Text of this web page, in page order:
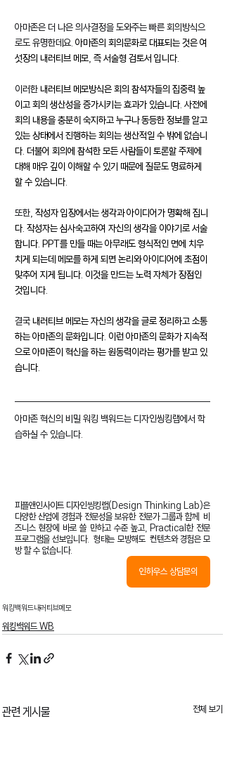
아마존은 더 나은 의사결정을 도와주는 빠른 회의방식으
로도 유명한데요 . 아마존의 회의문화로 대표되는 것은 여
섯장의 내러티브 메모, 즉 서술형 검토서 입니다.
이러한 내러티브 메모방식은 회의 참석자들의 집중력 높
이고 회의 생산성을 증가시키는 효과가 있습니다. 사전에
회의 내용을 충분히 숙지하고 누구나 동등한 정보를 알고
있는 상태에서 진행하는 회의는 생산적일 수 밖에 없습니
다. 더불어 회의에 참석한 모든 사람들이 토론할 주제에
대해 매우 깊이 이해할 수 있기 때문에 질문도 명료하게
할 수 있습니다.
또한 , 작성자 입장에서는 생각과 아이디어가 명확해 집니
다. 작성자는 심사숙고하여 자신의 생각을 이야기로 서술
합니다. PPT를 만들 때는 아무래도 형식적인 면에 치우
치게 되는데 메모를 하게 되면 논리와 아이디어에 초점이
맞추어 지게 됩니다. 이것을 만드는 노력 자체가 장점인
것입니다.
결국 내러티브 메모는 자신의 생각을 글로 정리하고 소통
하는 아마존의 문화입니다. 이런 아마존의 문화가 지속적
으로 아마존이 혁신을 하는 원동력이라는 평가를 받고 있
습니다.
아마존 혁신의 비밀 워킹 백워드는 디자인씽킹랩에서 학
습하실 수 있습니다.
피플앤인사이트 디자인씽킹랩(Design Thinking Lab)은
다양한 산업에 경험과 전문성을 보유한 전문가 그룹과 함께  비
즈니스 현장에 바로 쓸 만하고 수준 높고, Practical한 전문
프로그램을 선보입니다.  형태는 모방해도  컨텐츠와 경험은 모
방 할 수 없습니다.
인하우스 상담문의
워킹백워드내러티브메모
워킹백워드 WB
관련 게시물 전체 보기